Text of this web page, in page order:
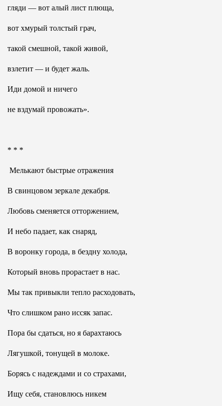
гляди — вот алый лист плюща,
вот хмурый толстый грач,
такой смешной, такой живой,
взлетит — и будет жаль.
Иди домой и ничего
не вздумай провожать».
* * *
Мелькают быстрые отражения
В свинцовом зеркале декабря.
Любовь сменяется отторжением,
И небо падает, как снаряд,
В воронку города, в бездну холода,
Который вновь прорастает в нас.
Мы так привыкли тепло расходовать,
Что слишком рано иссяк запас.
Пора бы сдаться, но я барахтаюсь
Лягушкой, тонущей в молоке.
Борясь с надеждами и со страхами,
Ищу себя, становлюсь никем